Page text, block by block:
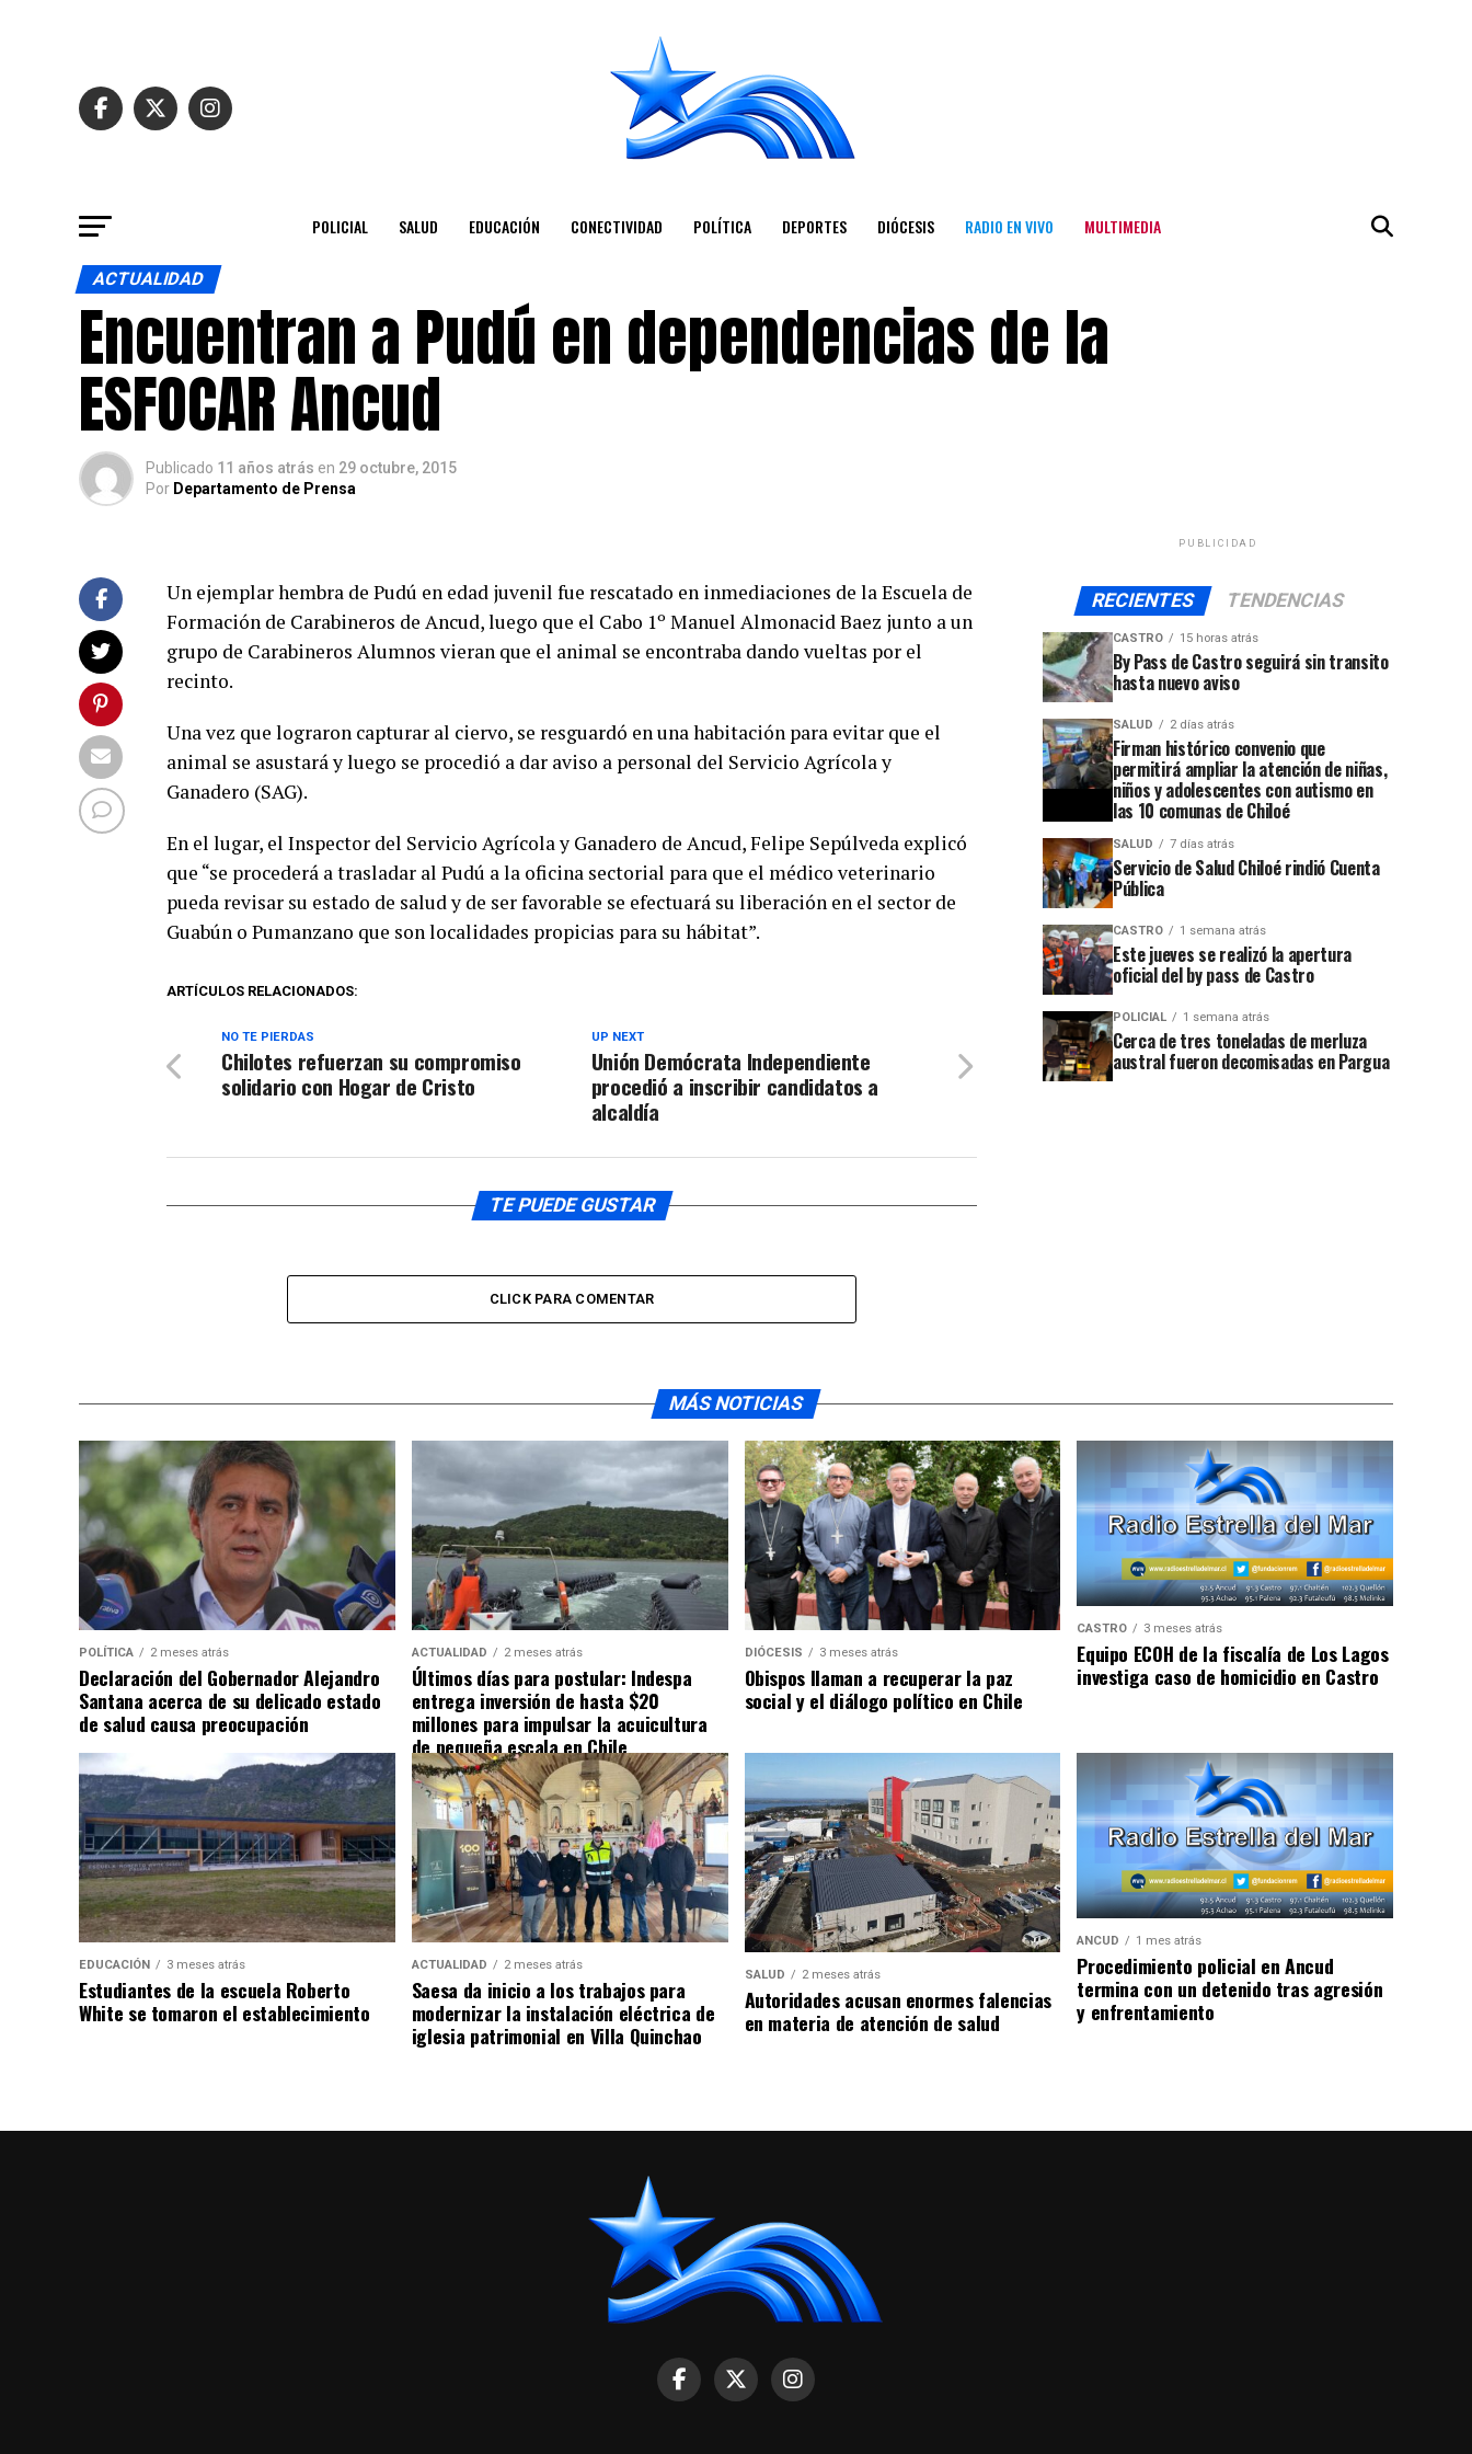
POLICIAL SALUD EDUCACIÓN CONECTIVIDAD POLÍTICA DEPORTES DIÓCESIS RADIO EN VIVO MULTIMEDIA
ACTUALIDAD
Encuentran a Pudú en dependencias de la
ESFOCAR Ancud
Publicado 11 años atrás en 29 octubre, 2015
Por Departamento de Prensa
Un ejemplar hembra de Pudú en edad juvenil fue rescatado en inmediaciones de la Escuela de
Formación de Carabineros de Ancud, luego que el Cabo 1º Manuel Almonacid Baez junto a un
grupo de Carabineros Alumnos vieran que el animal se encontraba dando vueltas por el
recinto.
Una vez que lograron capturar al ciervo, se resguardó en una habitación para evitar que el
animal se asustará y luego se procedió a dar aviso a personal del Servicio Agrícola y
Ganadero (SAG).
En el lugar, el Inspector del Servicio Agrícola y Ganadero de Ancud, Felipe Sepúlveda explicó
que “se procederá a trasladar al Pudú a la oficina sectorial para que el médico veterinario
pueda revisar su estado de salud y de ser favorable se efectuará su liberación en el sector de
Guabún o Pumanzano que son localidades propicias para su hábitat”.
ARTÍCULOS RELACIONADOS:
UP NEXT
Unión Demócrata Independiente
procedió a inscribir candidatos a
alcaldía
NO TE PIERDAS
Chilotes refuerzan su compromiso
solidario con Hogar de Cristo
TE PUEDE GUSTAR
CLICK PARA COMENTAR
PUBLICIDAD
RECIENTES TENDENCIAS
CASTRO 15 horas atrás
By Pass de Castro seguirá sin transito
hasta nuevo aviso
SALUD 2 días atrás
Firman histórico convenio que
permitirá ampliar la atención de niñas,
niños y adolescentes con autismo en
las 10 comunas de Chiloé
SALUD 7 días atrás
Servicio de Salud Chiloé rindió Cuenta
Pública
CASTRO 1 semana atrás
Este jueves se realizó la apertura
oficial del by pass de Castro
POLICIAL 1 semana atrás
Cerca de tres toneladas de merluza
austral fueron decomisadas en Pargua
MÁS NOTICIAS
POLÍTICA 2 meses atrás
Declaración del Gobernador Alejandro
Santana acerca de su delicado estado
de salud causa preocupación
ACTUALIDAD 2 meses atrás
Últimos días para postular: Indespa
entrega inversión de hasta $20
millones para impulsar la acuicultura
de pequeña escala en Chile
DIÓCESIS 3 meses atrás
Obispos llaman a recuperar la paz
social y el diálogo político en Chile
CASTRO 3 meses atrás
Equipo ECOH de la fiscalía de Los Lagos
investiga caso de homicidio en Castro
EDUCACIÓN 3 meses atrás
Estudiantes de la escuela Roberto
White se tomaron el establecimiento
ACTUALIDAD 2 meses atrás
Saesa da inicio a los trabajos para
modernizar la instalación eléctrica de
iglesia patrimonial en Villa Quinchao
SALUD 2 meses atrás
Autoridades acusan enormes falencias
en materia de atención de salud
ANCUD 1 mes atrás
Procedimiento policial en Ancud
termina con un detenido tras agresión
y enfrentamiento